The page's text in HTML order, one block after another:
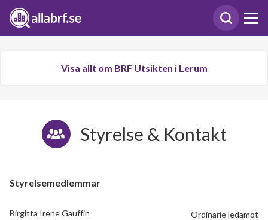
Visa allt om BRF Utsikten i Lerum
Styrelse & Kontakt
Styrelsemedlemmar
Birgitta Irene Gauffin Ordinarie ledamot